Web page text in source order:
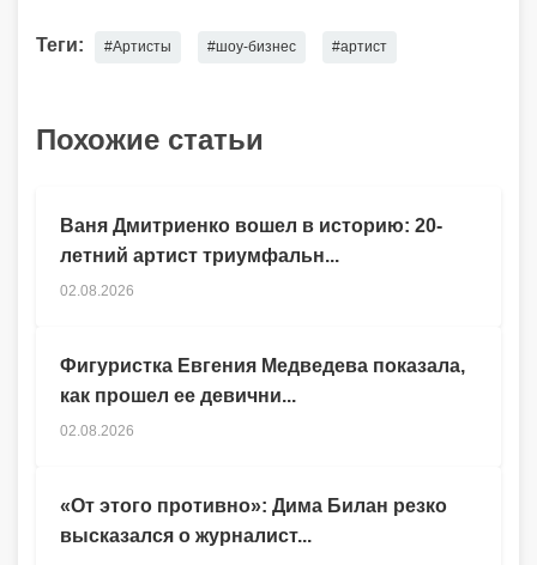
Теги: #Артисты #шоу-бизнес #артист
Похожие статьи
Ваня Дмитриенко вошел в историю: 20-
летний артист триумфальн...
02.08.2026
Фигуристка Евгения Медведева показала,
как прошел ее девични...
02.08.2026
«От этого противно»: Дима Билан резко
высказался о журналист...